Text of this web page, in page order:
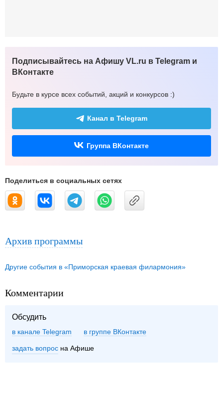
Подписывайтесь на Афишу VL.ru в Telegram и
ВКонтакте
Будьте в курсе всех событий, акций и конкурсов :)
Канал в Telegram
Группа ВКонтакте
Поделиться в социальных сетях
Архив программы
Другие события в «Приморская краевая филармония»
Комментарии
Обсудить
в канале Telegram группе ВКонтакте
задать вопрос на Афише